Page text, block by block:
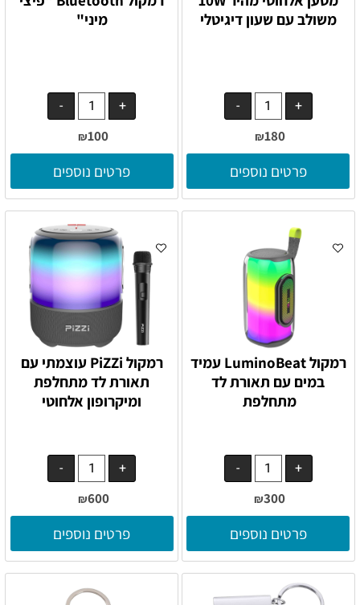
משולב עם שעון דיגיטלי
₪180
פרטים נוספים
מיני"
₪100
פרטים נוספים
רמקול LuminoBeat עמיד
במים עם תאורת לד
מתחלפת
₪300
פרטים נוספים
רמקול PiZZi עוצמתי עם
תאורת לד מתחלפת
ומיקרופון אלחוטי
₪600
פרטים נוספים